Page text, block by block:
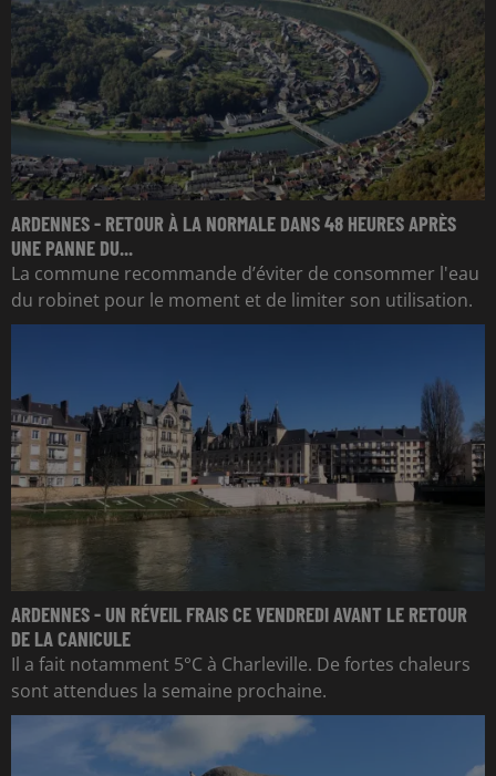
ARDENNES - RETOUR À LA NORMALE DANS 48 HEURES APRÈS
UNE PANNE DU...
La commune recommande d’éviter de consommer l'eau
du robinet pour le moment et de limiter son utilisation.
ARDENNES - UN RÉVEIL FRAIS CE VENDREDI AVANT LE RETOUR
DE LA CANICULE
Il a fait notamment 5°C à Charleville. De fortes chaleurs
sont attendues la semaine prochaine.